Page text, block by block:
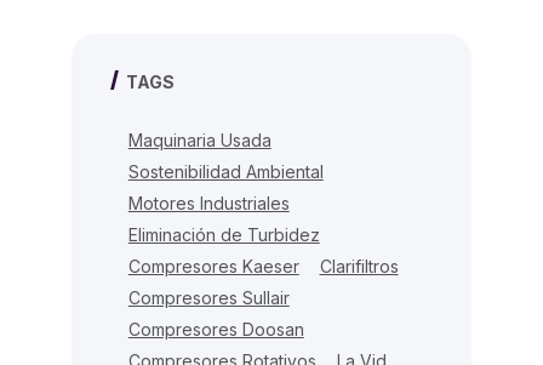
TAGS
Maquinaria Usada
Sostenibilidad Ambiental
Motores Industriales
Eliminación de Turbidez
Compresores Kaeser
Clarifiltros
Compresores Sullair
Compresores Doosan
Compresores Rotativos
La Vid